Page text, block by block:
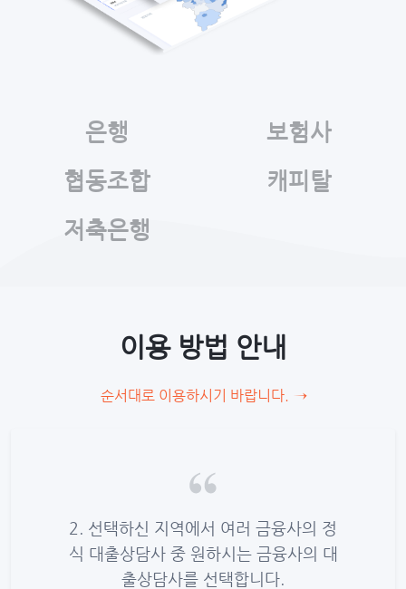
은행
보험사
협동조합
캐피탈
저축은행
이용 방법 안내
순서대로 이용하시기 바랍니다. →
2. 선택하신 지역에서 여러 금융사의 정
식 대출상담사 중 원하시는 금융사의 대
출상담사를 선택합니다.